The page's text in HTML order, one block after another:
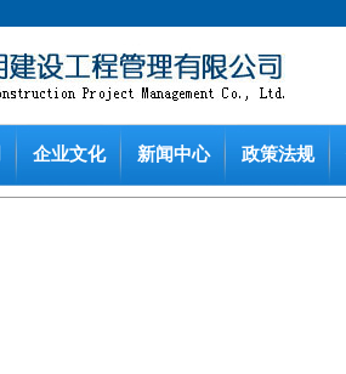
企业文化 新闻中心 政策法规